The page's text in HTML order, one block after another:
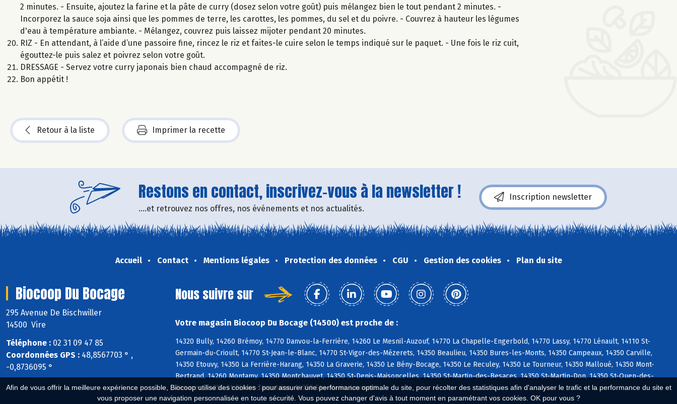
Afin de vous offrir la meilleure expérience possible, Biocoop utilise des cookies : pour assurer une performance optimale du site, pour récolter des statistiques afin d'analyser le trafic et la performance du site et
vous proposer une navigation personnalisée en toute sécurité. Vous pouvez changer d'avis à tout moment en paramétrant vos cookies. OK pour vous ?
2 minutes. - Ensuite, ajoutez la farine et la pâte de curry (dosez selon votre goût) puis mélangez bien le tout pendant 2 minutes. -
Incorporez la sauce soja ainsi que les pommes de terre, les carottes, les pommes, du sel et du poivre. - Couvrez à hauteur les légumes
d'eau à température ambiante. - Mélangez, couvrez puis laissez mijoter pendant 20 minutes.
RIZ - En attendant, à l’aide d’une passoire fine, rincez le riz et faites-le cuire selon le temps indiqué sur le paquet. - Une fois le riz cuit,
égouttez-le puis salez et poivrez selon votre goût.
DRESSAGE - Servez votre curry japonais bien chaud accompagné de riz.
Bon appétit !
Retour à la liste Imprimer la recette
Restons en contact, inscrivez-vous à la newsletter !
....et retrouvez nos offres, nos événements et nos actualités.
Inscription newsletter
Accueil Contact Mentions légales Protection des données CGU Gestion des cookies Plan du site
Biocoop Du Bocage
295 Avenue De Bischwiller
14500 Vire
Téléphone : 02 31 09 47 85
Coordonnées GPS : 48,8567703 ° ,
-0,8736095 °
Nous suivre sur
Votre magasin Biocoop Du Bocage (14500) est proche de :
14320 Bully, 14260 Brémoy, 14770 Danvou-la-Ferrière, 14260 Le Mesnil-Auzouf, 14770 La Chapelle-Engerbold, 14770 Lassy, 14770 Lénault, 14110 St-
Germain-du-Crioult, 14770 St-Jean-le-Blanc, 14770 St-Vigor-des-Mézerets, 14350 Beaulieu, 14350 Bures-les-Monts, 14350 Campeaux, 14350 Carville,
14350 Etouvy, 14350 La Ferrière-Harang, 14350 La Graverie, 14350 Le Bény-Bocage, 14350 Le Reculey, 14350 Le Tourneur, 14350 Malloué, 14350 Mont-
Bertrand, 14260 Montamy, 14350 Montchauvet, 14350 St-Denis-Maisoncelles, 14350 St-Martin-des-Besaces, 14350 St-Martin-Don, 14350 St-Ouen-des-
Besaces, 14350 St-Pierre-Tarentaine, 14350 Ste-Marie-Laumont